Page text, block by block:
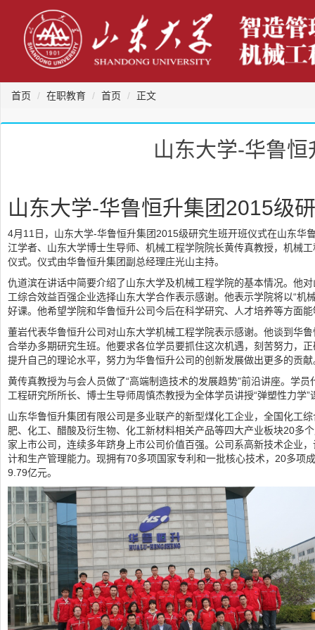
首页 在职教育 首页 正文
山东大学-华鲁
山东大学-华鲁恒升集团2015级
4月11日，山东大学-华鲁恒升集团2015级研究生班开班仪式在山东华
江学者、山东大学博士生导师、机械工程学院院长黄传真教授，机械
仪式。仪式由华鲁恒升集团副总经理庄光山主持。
仇道滨在讲话中简要介绍了山东大学及机械工程学院的基本情况。他
工综合效益百强企业选择山东大学合作表示感谢。他表示学院将以“
好课。他希望学院和华鲁恒升公司今后在科学研究、人才培养等方面
董岩代表华鲁恒升公司对山东大学机械工程学院表示感谢。他谈到华
合举办多期研究生班。他要求各位学员要抓住这次机遇，刻苦努力，
提升自己的理论水平，努力为华鲁恒升公司的创新发展做出更多的贡献
黄传真教授为与会人员做了“高端制造技术的发展趋势”前沿讲座。学
工程研究所所长、博士生导师周慎杰教授为全体学员讲授“弹塑性力学”
山东华鲁恒升集团有限公司是多业联产的新型煤化工企业，全国化工
肥、化工、醋酸及衍生物、化工新材料相关产品等四大产业板块20多
家上市公司，连续多年跻身上市公司价值百强。公司系高新技术企业
计和生产管理能力。现拥有70多项国家专利和一批核心技术，20多
9.79亿元。